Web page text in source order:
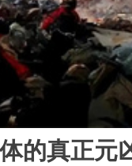
的真正元